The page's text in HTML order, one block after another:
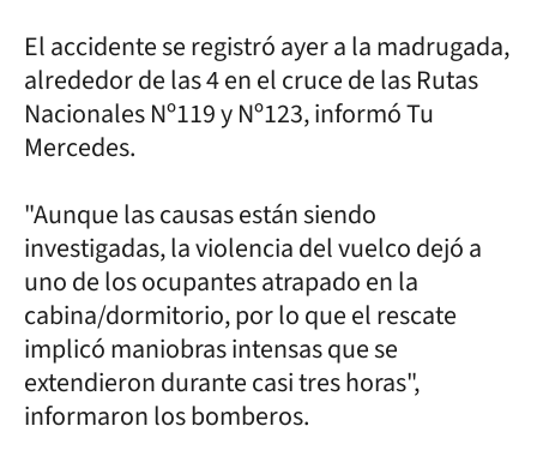
El accidente se registró ayer a la madrugada,
alrededor de las 4 en el cruce de las Rutas
Nacionales Nº119 y Nº123, informó Tu
Mercedes.
"Aunque las causas están siendo
investigadas, la violencia del vuelco dejó a
uno de los ocupantes atrapado en la
cabina/dormitorio, por lo que el rescate
implicó maniobras intensas que se
extendieron durante casi tres horas",
informaron los bomberos.